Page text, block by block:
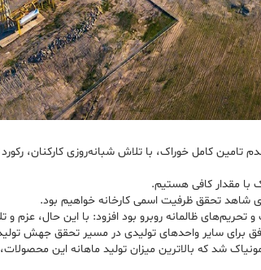
کامل خوراک، با تلاش شبانه‌روزی کارکنان،
با مقدار کافی هستیم.
شاهد تحقق ظرفیت اسمی کارخانه خواهیم بود.
ظالمانه روبرو بود افزود: با این حال، عزم و
برای سایر واحدهای تولیدی در مسیر تحقق جهش
شرکت پتروشیمی مسجدسليمان در تیرماه امسال موفق به تولید ۸۶ هزار و ۳۴۵ تن اوره و ۵۳ هزار و ۱۶۹ تن آمونیاک شد که